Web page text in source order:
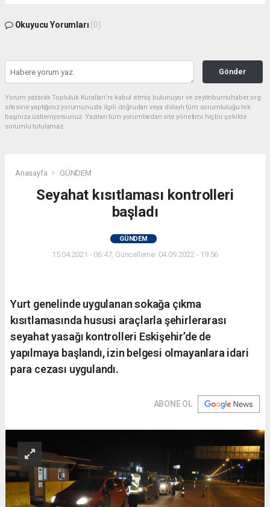
Okuyucu Yorumları (0)
Gönder
Yorum yazarak Topluluk Kuralları’nı kabul etmiş bulunuyor ve zeytinburnuhaber.org
sitesine yaptığınız yorumunuzla ilgili doğrudan veya dolaylı tüm sorumluluğu tek
başınıza üstleniyorsunuz. Yazılan tüm yorumlardan site yönetimi hiçbir şekilde
sorumlu tutulamaz.
Anasayfa GÜNDEM
Seyahat kısıtlaması kontrolleri
başladı
GÜNDEM
15.04.2021 - 06:47, Güncelleme: 04.09.2022 - 19:56
Yurt genelinde uygulanan sokağa çıkma
kısıtlamasında hususi araçlarla şehirlerarası
seyahat yasağı kontrolleri Eskişehir’de de
yapılmaya başlandı, izin belgesi olmayanlara idari
para cezası uygulandı.
ABONE OL